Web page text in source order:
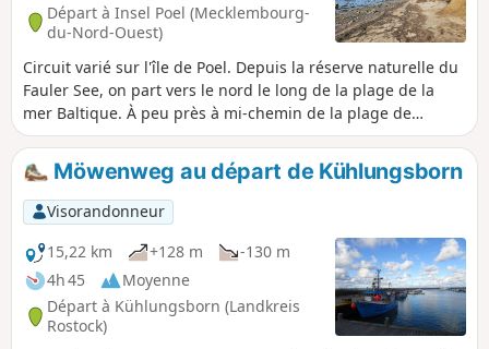
Départ à Insel Poel (Mecklembourg-
du-Nord-Ouest)
Circuit varié sur l'île de Poel. Depuis la réserve naturelle du
Fauler See, on part vers le nord le long de la plage de la
mer Baltique. À peu près à mi-chemin de la plage de
Timmendorf, on arrive à une magnifique falaise. À
Timmendorf Strand, en plus de la belle plage de sable, on
trouve un port avec des bateaux de pêche et un joli phare.
Le retour se fait par Timmendorf, Hinter Wangern et le long
du Fauler See.
Möwenweg au départ de Kühlungsborn
Visorandonneur
15,22 km
+128 m
-130 m
4h 45
Moyenne
Départ à Kühlungsborn (Landkreis
Rostock)